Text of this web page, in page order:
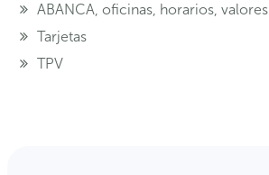
ABANCA, oficinas, horarios, valores
Tarjetas
TPV